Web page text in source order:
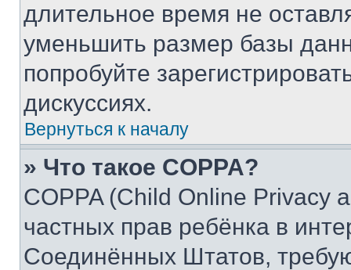
длительное время не
уменьшить размер базы
попробуйте
дискуссиях.
Вернуться к началу
» Что такое COPPA?
COPPA (Child Online Privacy
частных прав ребёнка в
Соединённых Штатов,